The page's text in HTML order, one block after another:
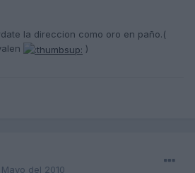
la direccion como oro en paño.(
)
del 2010